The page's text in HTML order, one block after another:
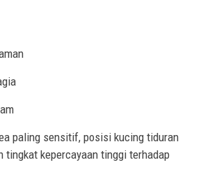
paling sensitif, posisi kucing tiduran
tingkat kepercayaan tinggi terhadap